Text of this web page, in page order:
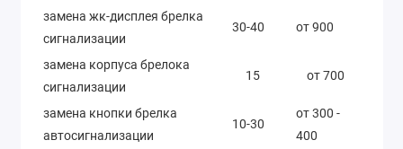
замена жк-дисплея брелка
сигнализации
30-40 от 900
замена корпуса брелока
сигнализации
15 от 700
замена кнопки брелка
автосигнализации
10-30
от 300 -
400